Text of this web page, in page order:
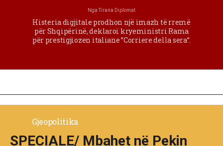
NgaTirana Diplomat
Histeria digjitale prodhon një imazh të rremë
për Shqipërinë, deklaroi kryeministri Rama
për prestigjiozen italiane ”Corriere della sera”.
Gjeopolitika
SPECIALE/ Mbahet në Pekin